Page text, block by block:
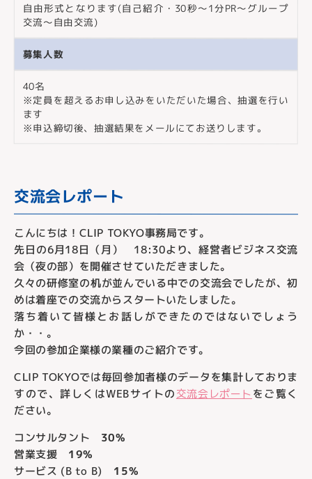
自由形式となります(自己紹介・30秒〜1分PR～グループ
交流〜自由交流)
募集人数
40名
※定員を超えるお申し込みをいただいた場合、抽選を行い
ます
※申込締切後、抽選結果をメールにてお送りします。
交流会レポート
こんにちは！CLIP TOKYO事務局です。
先日の6月18日（月） 18:30より、経営者ビジネス交流
会（夜の部）を開催させていただきました。
久々の研修室の机が並んでいる中での交流会でしたが、初
めは着座での交流からスタートいたしました。
落ち着いて皆様とお話しができたのではないでしょう
か・・。
今回の参加企業様の業種のご紹介です。
CLIP TOKYOでは毎回参加者様のデータを集計しておりま
すので、詳しくはWEBサイトの交流会レポート をご覧く
ださい。
コンサルタント 30%
営業支援 19%
サービス (B to B) 15%